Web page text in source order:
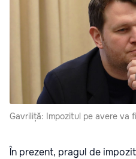
Gavriliță: Impozitul pe avere va
În prezent, pragul de